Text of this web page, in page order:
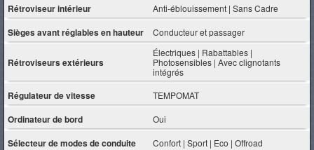
Rétroviseur intérieur Anti-éblouissement | Sans Cadre
Sièges avant réglables en hauteur Conducteur et passager
Rétroviseurs extérieurs
Électriques | Rabattables |
Photosensibles | Avec clignotants
intégrés
Régulateur de vitesse TEMPOMAT
Ordinateur de bord Oui
Sélecteur de modes de conduite Confort | Sport | Eco | Offroad